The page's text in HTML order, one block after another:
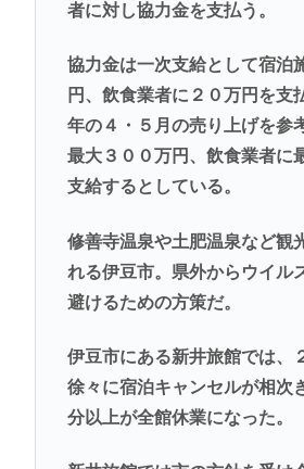
者に対し協力金を支払う。
協力金は一次支給として宿泊
円、飲食業者に２０万円を支
年の４・５月の売り上げを参
最大３００万円、飲食業者に
支給するとしている。
修善寺温泉や土肥温泉など観
れる伊豆市。県外からウイル
避けるための方策だ。
伊豆市にある新井旅館では、
徐々に宿泊キャンセルが相次
分以上が全館休業になった。